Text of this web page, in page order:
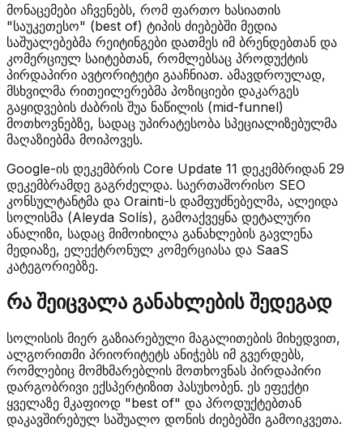
მონაცემები აჩვენებს, რომ ფართო ხასიათის
"საუკეთესო" (best of) ტიპის ძიებებში მედია
საშუალებებმა რეიტინგები დათმეს იმ ბრენდებთან და
კომერციულ საიტებთან, რომლებსაც პროდუქტის
პირდაპირი ავტორიტეტი გააჩნიათ. ამავდროულად,
მსხვილმა რითეილერებმა პოზიციები დაკარგეს
გაყიდვების ძაბრის შუა ნაწილის (mid-funnel)
მოთხოვნებზე, სადაც უპირატესობა სპეციალიზებულმა
მაღაზიებმა მოიპოვეს.
Google-ის დეკემბრის Core Update 11 დეკემბრიდან 29
დეკემბრამდე გაგრძელდა. საერთაშორისო SEO
კონსულტანტმა და Orainti-ს დამფუძნებელმა, ალეიდა
სოლისმა (Aleyda Solís), გამოაქვეყნა დეტალური
ანალიზი, სადაც მიმოიხილა განახლების გავლენა
მედიაზე, ელექტრონულ კომერციასა და SaaS
კატეგორიებზე.
რა შეიცვალა განახლების შედეგად
სოლისის მიერ გაზიარებული მაგალითების მიხედვით,
ალგორითმი პრიორიტეტს ანიჭებს იმ გვერდებს,
რომლებიც მომხმარებლის მოთხოვნას პირდაპირი
დარგობრივი ექსპერტიზით პასუხობენ. ეს ეფექტი
ყველაზე მკაფიოდ "best of" და პროდუქტებთან
დაკავშირებულ საშუალო დონის ძიებებში გამოიკვეთა.